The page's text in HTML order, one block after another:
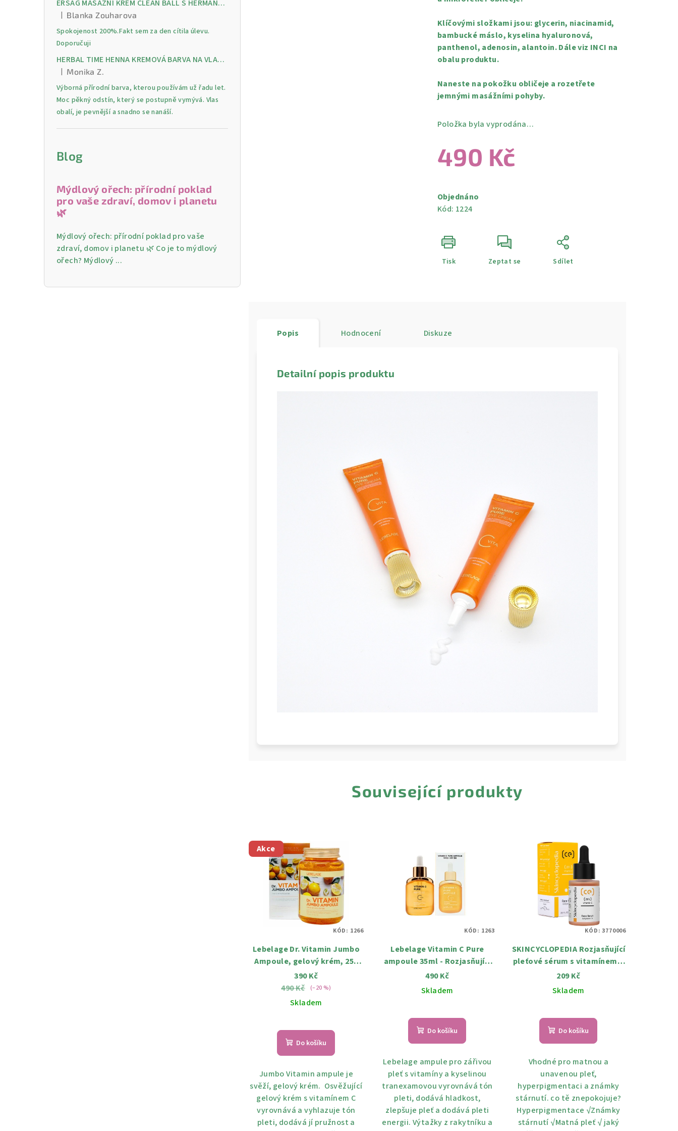
ERSAG MASÁŽNÍ KRÉM CLEAN BALL S HERMANKEM A MENTOLEM pro úlevu od bolesti, otoků a napětí ve svalech
Hodnocení produktu je 5 z 5 hvězdiček.
Blanka Zouharova
Spokojenost 200%.Fakt sem za den cítila úlevu.
Doporučuji
HERBAL TIME HENNA KREMOVÁ BARVA NA VLASY 9 Lilek 75 ml
Hodnocení produktu je 5 z 5 hvězdiček.
Monika Z.
Výborná přírodní barva, kterou používám už řadu let.
Moc pěkný odstín, který se postupně vymývá. Vlas
obalí, je pevnější a snadno se nanáší.
Blog
Mýdlový ořech: přírodní poklad
pro vaše zdraví, domov i planetu
🌿
Mýdlový ořech: přírodní poklad pro vaše
zdraví, domov i planetu 🌿 Co je to mýdlový
ořech? Mýdlový ...
Klíčovými složkami jsou: glycerin, niacinamid,
bambucké máslo, kyselina hyaluronová,
panthenol, adenosin, alantoin. Dále viz INCI na
obalu produktu.
Naneste na pokožku obličeje a rozetřete
jemnými masážními pohyby.
Položka byla vyprodána…
490 Kč
cena:
Objednáno
Kód: 1224
Tisk Zeptat se Sdílet
Popis Hodnocení Diskuze
Detailní popis produktu
Související produkty
Akce
Lebelage Dr. Vitamin Jumbo
Ampoule, gelový krém, 250
ml
390 Kč
490 Kč
(–20 %)
Skladem
Do košíku
Jumbo Vitamin ampule je
svěží, gelový krém. Osvěžující
gelový krém s vitamínem C
vyrovnává a vyhlazuje tón
pleti, dodává jí pružnost a
KÓD: 1266
Lebelage Vitamin C Pure
ampoule 35ml - Rozjasňující
pleťové sérum s vitamínem C
490 Kč
Skladem
Do košíku
Lebelage ampule pro zářivou
pleť s vitamíny a kyselinou
tranexamovou vyrovnává tón
pleti, dodává hladkost,
zlepšuje pleť a dodává pleti
energii. Výtažky z rakytníku a
KÓD: 1263
SKINCYCLOPEDIA Rozjasňující
pleťové sérum s vitamínem C
30 ml
209 Kč
Skladem
Do košíku
Vhodné pro matnou a
unavenou pleť,
hyperpigmentaci a známky
stárnutí. co tě znepokojuje?
Hyperpigmentace √Známky
stárnutí √Matná pleť √ jaký
KÓD:3770006